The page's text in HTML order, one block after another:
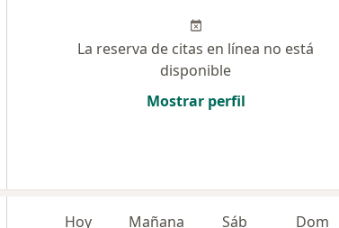
La reserva de citas en línea no está
disponible
Mostrar perfil
Hoy Mañana Sáb Dom